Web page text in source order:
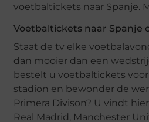
voetbaltickets naar Spanje.
Voetbaltickets naar Spanje
Staat de tv elke
dan mooier dan een
bestelt u voetbaltickets
stadion en bewonder de
Primera Divison? U vindt
Real Madrid, Manchester